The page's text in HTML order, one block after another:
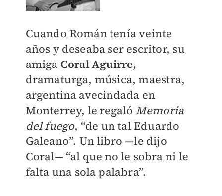
Cuando Román tenía veinte
años y deseaba ser escritor, su
amiga Coral Aguirre,
dramaturga, música, maestra,
argentina avecindada en
Monterrey, le regaló Memoria
del fuego, “de un tal Eduardo
Galeano”. Un libro —le dijo
Coral— “al que no le sobra ni le
falta una sola palabra”.